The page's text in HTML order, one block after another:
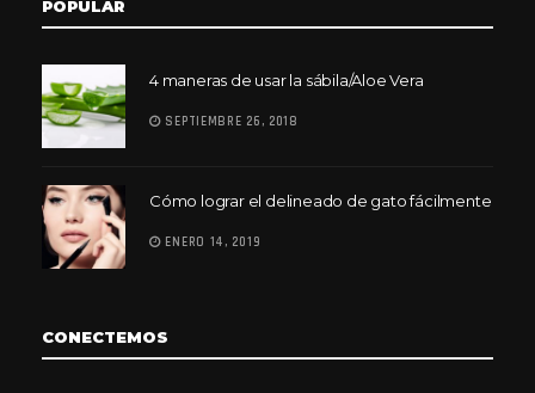
POPULAR
4 maneras de usar la sábila/Aloe Vera
SEPTIEMBRE 26, 2018
Cómo lograr el delineado de gato fácilmente
ENERO 14, 2019
CONECTEMOS